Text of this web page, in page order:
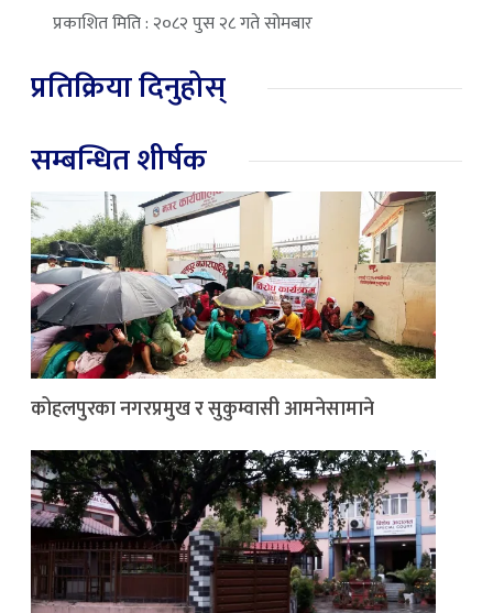
प्रकाशित मिति : २०८२ पुस २८ गते सोमबार
प्रतिक्रिया दिनुहोस्
सम्बन्धित शीर्षक
कोहलपुरका नगरप्रमुख र सुकुम्वासी आमनेसामाने